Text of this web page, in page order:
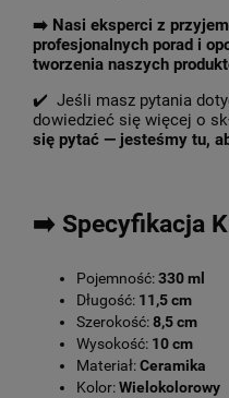
➡️ Nasi eksperci z
profesjonalnych porad i
tworzenia naszych
✔️ Jeśli masz pytania
dowiedzieć się więcej o
się pytać — jesteśmy tu,
➡️ Specyfikacja
Pojemność:330 ml
Długość: 11,5 cm
Szerokość:8,5 cm
Wysokość: 10 cm
Materiał:Ceramika
Kolor:Wielokolorowy